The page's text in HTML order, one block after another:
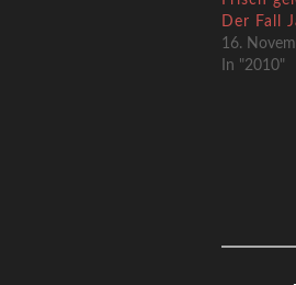
Der Fall
16.
In "2010"